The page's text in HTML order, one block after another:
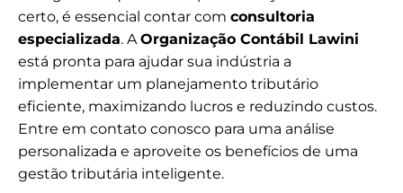
certo, é essencial contar com consultoria
especializada. AOrganização Contábil Lawini
está pronta para ajudar sua indústria a
implementar um planejamento tributário
eficiente, maximizando lucros e reduzindo custos.
Entre em contato conosco para uma análise
personalizada e aproveite os benefícios de uma
gestão tributária inteligente.